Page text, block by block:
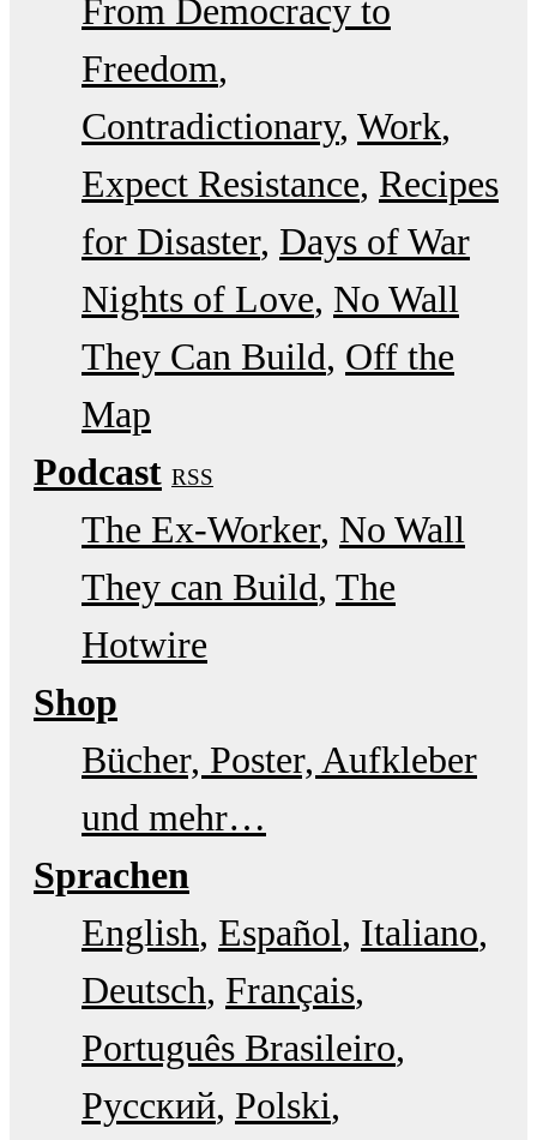
From Democracy to
Freedom
Contradictionary Work
Expect Resistance Recipes
for Disaster Days of War
Nights of Love No Wall
They Can Build Off the
Map
Podcast RSS
The Ex-Worker No Wall
They can Build The
Hotwire
Shop
Bücher, Poster, Aufkleber
und mehr…
Sprachen
English Español Italiano
Deutsch Français
Português Brasileiro
Русский Polski